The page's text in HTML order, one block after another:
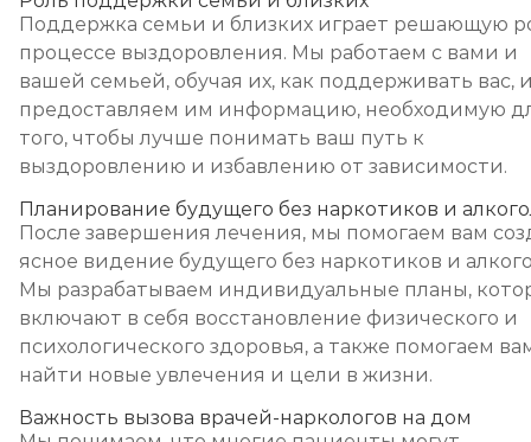
Поддержка семьи и близких играет решающую
процессе выздоровления. Мы работаем с вами и
вашей семьей, обучая их, как поддерживать вас,
предоставляем им информацию, необходимую
того, чтобы лучше понимать ваш путь к
выздоровлению и избавлению от зависимости.
Планирование будущего без наркотиков и
После завершения лечения, мы помогаем вам
ясное видение будущего без наркотиков и
Мы разрабатываем индивидуальные планы,
включают в себя восстановление физического и
психологического здоровья, а также помогаем
найти новые увлечения и цели в жизни.
Важность вызова врачей-наркологов на дом